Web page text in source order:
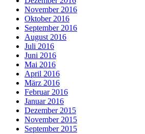
November 2016
Oktober 2016
September 2016
August 2016
Juli 2016
Juni 2016
Mai 2016
April 2016
März 2016
Februar 2016
Januar 2016
Dezember 2015
November 2015
September 2015